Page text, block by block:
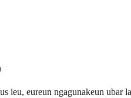
ieu, eureun ngagunakeun